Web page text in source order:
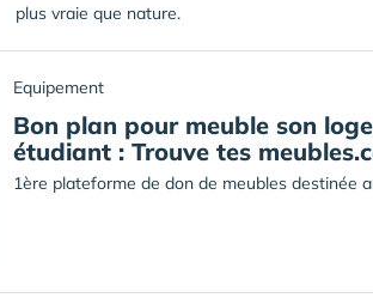
plus vraie que nature.
Equipement
Bon plan pour meuble son
étudiant : Trouve tes
1ère plateforme de don de meubles destinée